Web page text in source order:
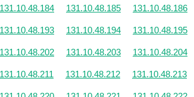
131.10.48.184 131.10.48.185 131.10.48.186
131.10.48.193 131.10.48.194 131.10.48.195
131.10.48.202 131.10.48.203 131.10.48.204
131.10.48.211 131.10.48.212 131.10.48.213